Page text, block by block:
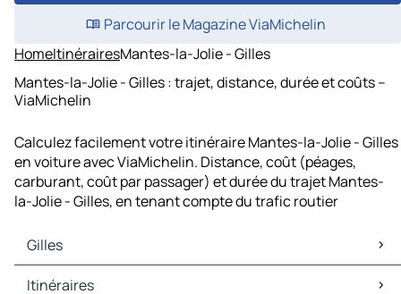
Parcourir le Magazine ViaMichelin
HomeItinérairesMantes-la-Jolie - Gilles
Mantes-la-Jolie - Gilles : trajet, distance, durée et coûts –
ViaMichelin
Calculez facilement votre itinéraire Mantes-la-Jolie - Gilles
en voiture avec ViaMichelin. Distance, coût (péages,
carburant, coût par passager) et durée du trajet Mantes-
la-Jolie - Gilles, en tenant compte du trafic routier
Gilles
Gilles Cartes et plans
Itinéraires